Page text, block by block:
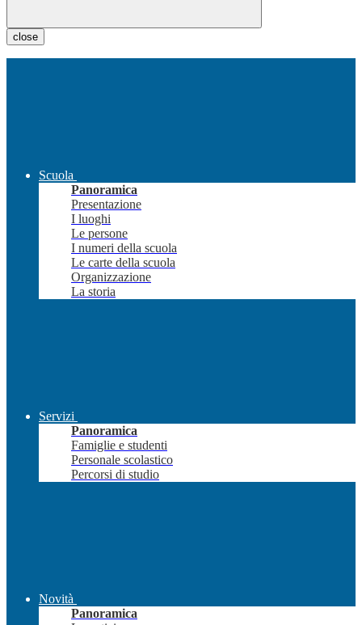
close
Scuola
Panoramica
Presentazione
I luoghi
Le persone
I numeri della scuola
Le carte della scuola
Organizzazione
La storia
Servizi
Panoramica
Famiglie e studenti
Personale scolastico
Percorsi di studio
Novità
Panoramica